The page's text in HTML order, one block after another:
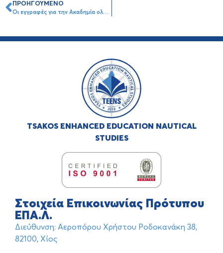
ΠΡΟΗΓΟΎΜΕΝΟ
Οι εγγραφές για την Ακαδημία ολοκληρώθηκαν
TSAKOS ENHANCED EDUCATION NAUTICAL
STUDIES
Στοιχεία Επικοινωνίας Πρότυπου
ΕΠΑ.Λ.
Διεύθυνση: Αεροπόρου Χρήστου Ροδοκανάκη 38,
82100, Χίος